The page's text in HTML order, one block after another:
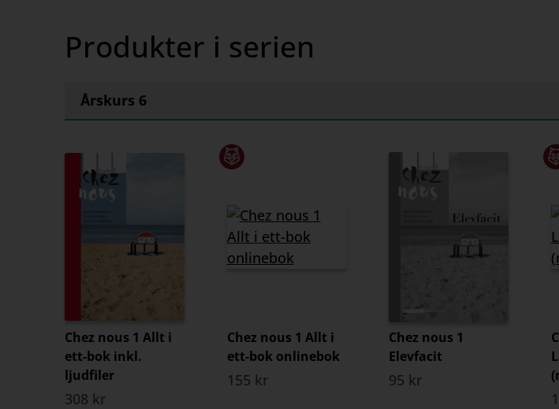
Produkter i serien
Årskurs 6
Chez nous 1 Allt i
ett-bok inkl.
ljudfiler
308 kr
Chez nous 1 Allt i
ett-bok onlinebok
155 kr
Chez nous 1
Elevfacit
95 kr